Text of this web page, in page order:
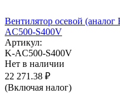
Вентилятор осевой
AC500-S400V
Артикул:
K-AC500-S400V
Нет в наличии
22 271.38 ₽
(Включая налог)